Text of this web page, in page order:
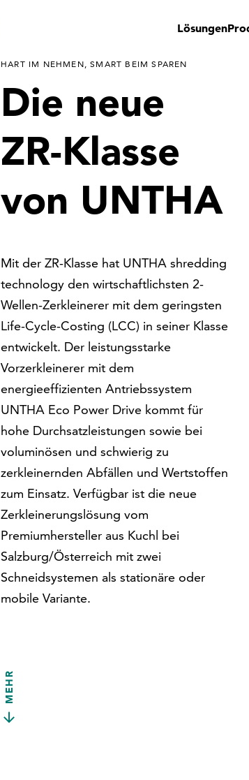
Lösungen
HART IM NEHMEN, SMART BEIM SPAREN
Die neue
ZR-Klasse
von UNTHA
Mit der ZR-Klasse hat UNTHA shredding
technology den wirtschaftlichsten 2-
Wellen-Zerkleinerer mit dem geringsten
Life-Cycle-Costing (LCC) in seiner Klasse
entwickelt. Der leistungsstarke
Vorzerkleinerer mit dem
energieeffizienten Antriebssystem
UNTHA Eco Power Drive kommt für
hohe Durchsatzleistungen sowie bei
voluminösen und schwierig zu
zerkleinernden Abfällen und Wertstoffen
zum Einsatz. Verfügbar ist die neue
Zerkleinerungslösung vom
Premiumhersteller aus Kuchl bei
Salzburg/Österreich mit zwei
Schneidsystemen als stationäre oder
mobile Variante.
MEHR